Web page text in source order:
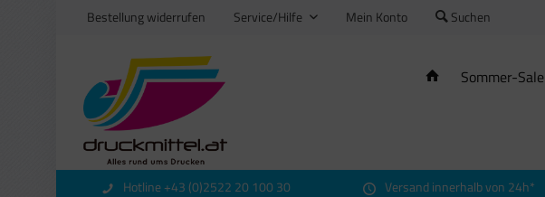
Bestellung widerrufen Service/Hilfe Mein Konto Suchen
Sommer-Sale
Hotline +43 (0)2522 20 100 30 Versand innerhalb von 24h*